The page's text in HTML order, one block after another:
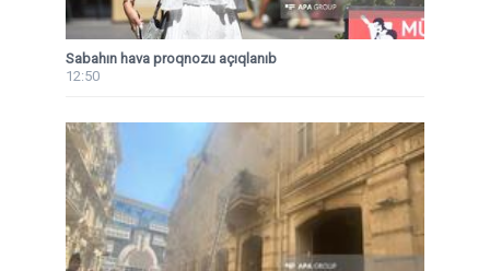
Sabahın hava proqnozu açıqlanıb
12:50